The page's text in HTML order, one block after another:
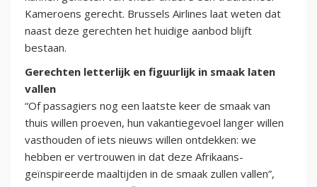
Kameroens gerecht. Brussels Airlines laat weten dat
naast deze gerechten het huidige aanbod blijft
bestaan.
Gerechten letterlijk en figuurlijk in smaak laten
vallen
“Of passagiers nog een laatste keer de smaak van
thuis willen proeven, hun vakantiegevoel langer willen
vasthouden of iets nieuws willen ontdekken: we
hebben er vertrouwen in dat deze Afrikaans-
geïnspireerde maaltijden in de smaak zullen vallen”,